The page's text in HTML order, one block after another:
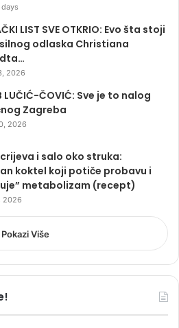
LIST SVE OTKRIO: Evo šta stoji
odlaska Christiana
2026
LUČIĆ-ČOVIĆ: Sve je to nalog
Zagreba
2026
i salo oko struka:
koktel koji potiče probavu i
metabolizam (recept)
2026
Pokazi Više